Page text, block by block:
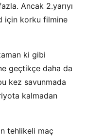
Ancak 2.yarıyı
için korku filmine
ki gibi
geçtikçe daha da
kez savunmada
kalmadan
tehlikeli maç